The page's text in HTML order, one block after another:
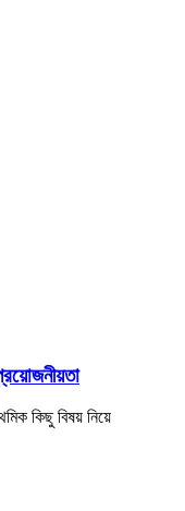
কিছু বিষয় নিয়ে